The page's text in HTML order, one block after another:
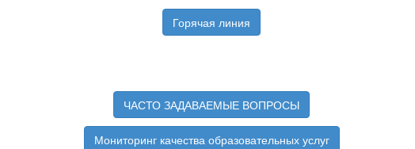
Горячая линия
ЧАСТО ЗАДАВАЕМЫЕ ВОПРОСЫ
Мониторинг качества образовательных услуг